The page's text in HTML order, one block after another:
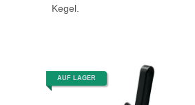
Kegel.
AUF LAGER